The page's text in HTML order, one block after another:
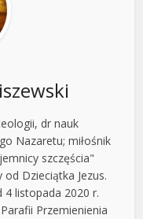
dr nauk
Nazaretu; miłośnik
szczęścia"
Dzieciątka Jezus.
4 listopada 2020 r.
Przemienienia